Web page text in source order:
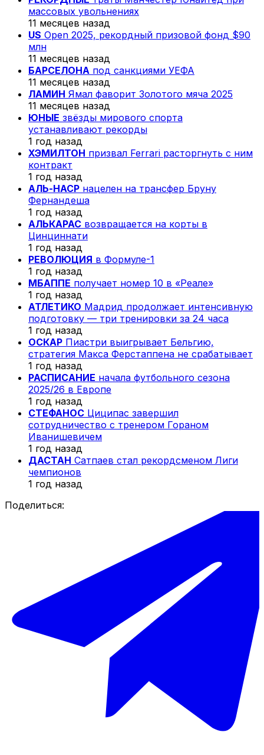
массовых увольнениях
11 месяцев назад
US Open 2025, рекордный призовой фонд $90
млн
11 месяцев назад
БАРСЕЛОНА под санкциями УЕФА
11 месяцев назад
ЛАМИН Ямал фаворит Золотого мяча 2025
11 месяцев назад
ЮНЫЕ звёзды мирового спорта
устанавливают рекорды
1 год назад
ХЭМИЛТОН призвал Ferrari расторгнуть с ним
контракт
1 год назад
АЛЬ-НАСР нацелен на трансфер Бруну
Фернандеша
1 год назад
АЛЬКАРАС возвращается на корты в
Цинциннати
1 год назад
РЕВОЛЮЦИЯ в Формуле-1
1 год назад
МБАППЕ получает номер 10 в «Реале»
1 год назад
АТЛЕТИКО Мадрид продолжает интенсивную
подготовку — три тренировки за 24 часа
1 год назад
ОСКАР Пиастри выигрывает Бельгию,
стратегия Макса Ферстаппена не срабатывает
1 год назад
РАСПИСАНИЕ начала футбольного сезона
2025/26 в Европе
1 год назад
СТЕФАНОС Циципас завершил
сотрудничество с тренером Гораном
Иванишевичем
1 год назад
ДАСТАН Сатпаев стал рекордсменом Лиги
чемпионов
1 год назад
Поделиться: